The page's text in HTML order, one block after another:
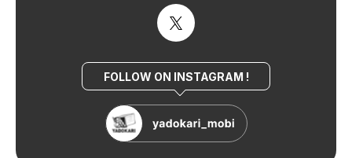
FOLLOW ON INSTAGRAM !